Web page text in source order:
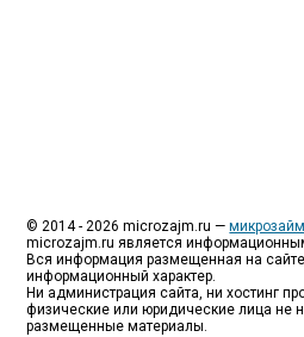
© 2014 - 2026 microzajm.ru —
microzajm.ru является
Вся информация размещенная на сайте
информационный характер.
Ни администрация сайта, ни хостинг
физические или юридические лица не
размещенные материалы.